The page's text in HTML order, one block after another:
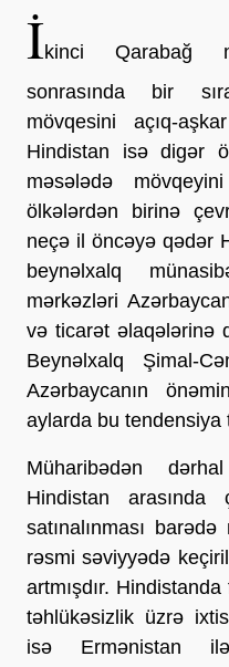
İkinci Qarabağ
sonrasında bir
mövqesini açıq-
Hindistan isə digər
məsələdə
ölkələrdən birinə
neçə il öncəyə qədər
beynəlxalq
mərkəzləri
və ticarət əlaqələrinə
Beynəlxalq Şimal-
Azərbaycanın
aylarda bu tendensiya
Müharibədən
Hindistan
satınalınması
rəsmi səviyyədə
artmışdır.
təhlükəsizlik üzrə
isə Ermənistan